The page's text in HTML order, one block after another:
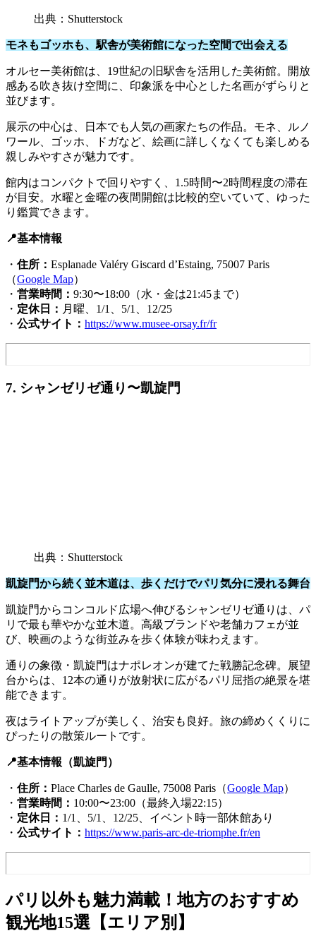
出典：Shutterstock
モネもゴッホも、駅舎が美術館になった空間で出会える
オルセー美術館は、19世紀の旧駅舎を活用した美術館。開放
感ある吹き抜け空間に、印象派を中心とした名画がずらりと
並びます。
展示の中心は、日本でも人気の画家たちの作品。モネ、ルノ
ワール、ゴッホ、ドガなど、絵画に詳しくなくても楽しめる
親しみやすさが魅力です。
館内はコンパクトで回りやすく、1.5時間〜2時間程度の滞在
が目安。水曜と金曜の夜間開館は比較的空いていて、ゆった
り鑑賞できます。
📍基本情報
・ 住所： Esplanade Valéry Giscard d’Estaing, 75007 Paris
（Google Map）
・ 営業時間： 9:30〜18:00（水・金は21:45まで）
・ 定休日： 月曜、1/1、5/1、12/25
・ 公式サイト： https://www.musee-orsay.fr/fr
7. シャンゼリゼ通り〜凱旋門
出典：Shutterstock
凱旋門から続く並木道は、歩くだけでパリ気分に浸れる舞台
凱旋門からコンコルド広場へ伸びるシャンゼリゼ通りは、パ
リで最も華やかな並木道。高級ブランドや老舗カフェが並
び、映画のような街並みを歩く体験が味わえます。
通りの象徴・凱旋門はナポレオンが建てた戦勝記念碑。展望
台からは、12本の通りが放射状に広がるパリ屈指の絶景を堪
能できます。
夜はライトアップが美しく、治安も良好。旅の締めくくりに
ぴったりの散策ルートです。
📍基本情報（凱旋門）
・ 住所： Place Charles de Gaulle, 75008 Paris（Google Map）
・ 営業時間： 10:00〜23:00（最終入場22:15）
・ 定休日： 1/1、5/1、12/25、イベント時一部休館あり
・ 公式サイト： https://www.paris-arc-de-triomphe.fr/en
パリ以外も魅力満載！地方のおすすめ
観光地15選【エリア別】